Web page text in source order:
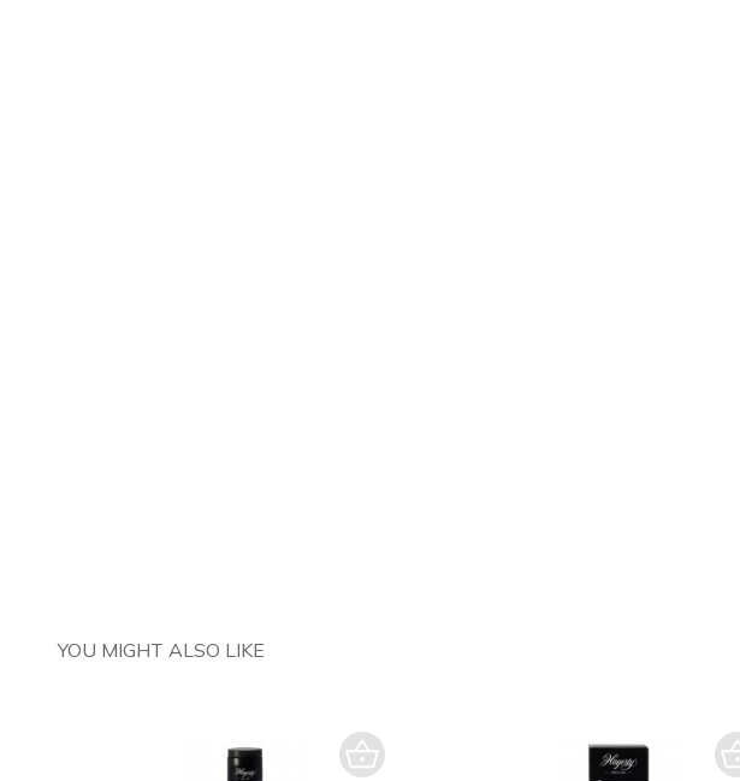
YOU MIGHT ALSO LIKE